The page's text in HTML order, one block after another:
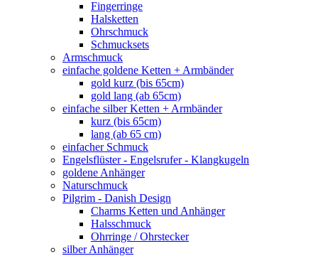
Fingerringe
Halsketten
Ohrschmuck
Schmucksets
Armschmuck
einfache goldene Ketten + Armbänder
gold kurz (bis 65cm)
gold lang (ab 65cm)
einfache silber Ketten + Armbänder
kurz (bis 65cm)
lang (ab 65 cm)
einfacher Schmuck
Engelsflüster - Engelsrufer - Klangkugeln
goldene Anhänger
Naturschmuck
Pilgrim - Danish Design
Charms Ketten und Anhänger
Halsschmuck
Ohrringe / Ohrstecker
silber Anhänger